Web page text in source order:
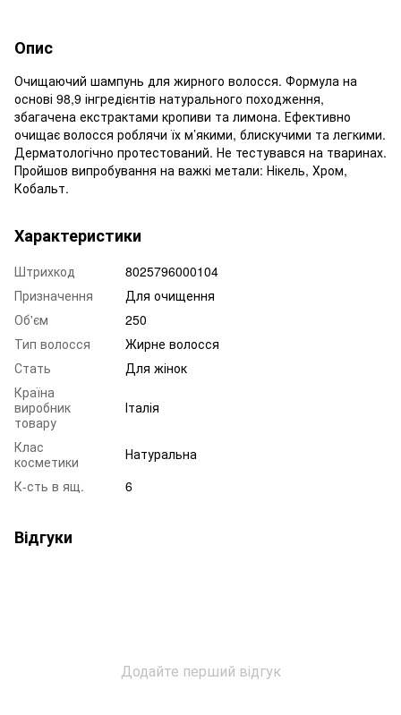
Опис
Очищаючий шампунь для жирного волосся. Формула на
основі 98,9 інгредієнтів натурального походження,
збагачена екстрактами кропиви та лимона. Ефективно
очищає волосся роблячи їх м’якими, блискучими та легкими.
Дерматологічно протестований. Не тестувався на тваринах.
Пройшов випробування на важкі метали: Нікель, Хром,
Кобальт.
Характеристики
Штрихкод
8025796000104
Призначення
Для очищення
Об'єм
250
Тип волосся
Жирне волосся
Стать
Для жінок
Країна
виробник
товару
Італія
Клас
косметики
Натуральна
К-сть в ящ.
6
Відгуки
Додайте перший відгук